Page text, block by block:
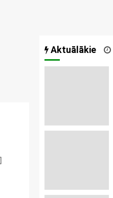
Aktuālākie